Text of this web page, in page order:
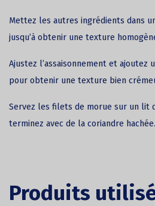
Mettez les autres ingrédients dans
jusqu’à obtenir une texture
Ajustez l’assaisonnement et ajoutez
pour obtenir une texture bien
Servez les filets de morue sur un lit
terminez avec de la coriandre hachée.
Produits